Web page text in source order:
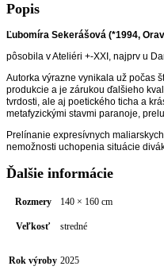
Popis
Ľubomíra Sekerášová (*1994,
pôsobila v Ateliéri +-XXI, najprv u
Autorka výrazne vynikala už počas
produkcie a je zárukou ďalšieho
tvrdosti, ale aj poetického ticha a
metafyzickými stavmi paranoje,
Prelínanie expresívnych
nemožnosti uchopenia situácie
Ďalšie informácie
Rozmery 140 × 160 cm
Veľkosť stredné
Rok výroby 2025